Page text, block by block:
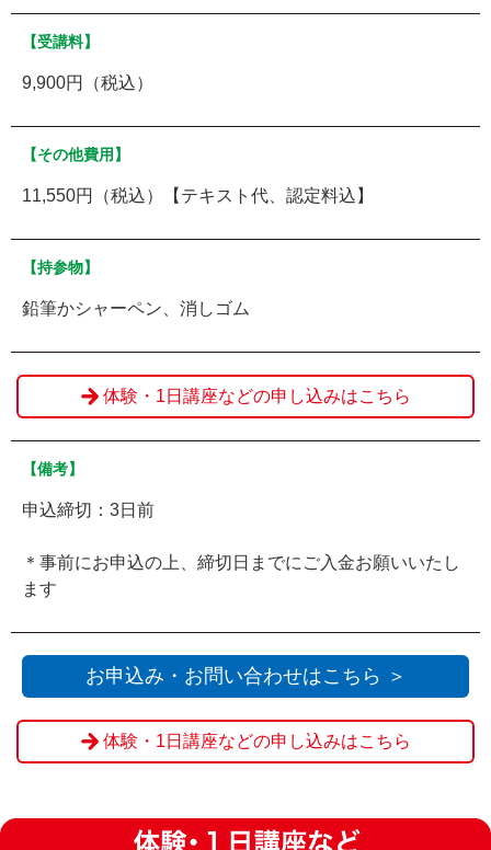
【受講料】
9,900円（税込）
【その他費用】
11,550円（税込）【テキスト代、認定料込】
【持参物】
鉛筆かシャーペン、消しゴム
体験・1日講座などの申し込みはこちら
【備考】
申込締切：3日前
＊事前にお申込の上、締切日までにご入金お願いいたし
ます
お申込み・お問い合わせはこちら ＞
体験・1日講座などの申し込みはこちら